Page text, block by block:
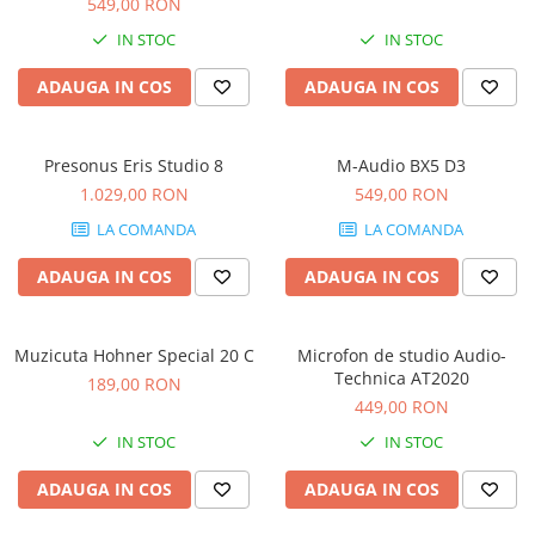
Procesoare si efecte
Power Conditioner
Unelte Audio
Microfoane
Accesorii de microfoane
Microfoane de broadcast
Microfoane de instrumente
Microfoane de studio
Microfoane de Suprafata
IN STOC
ADAUGA IN COS
IN STOC
ADAUGA IN COS
Presonus Eris Studio 8
1.029,00 RON
LA COMANDA
ADAUGA IN COS
M-Audio BX5 D3
549,00 RON
LA COMANDA
ADAUGA IN COS
Muzicuta Hohner Special 20 C
189,00 RON
IN STOC
ADAUGA IN COS
Microfon de studio Audio-
Technica AT2020
449,00 RON
IN STOC
ADAUGA IN COS